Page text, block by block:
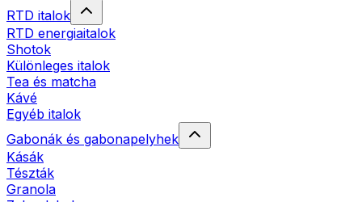
RTD italok
RTD energiaitalok
Shotok
Különleges italok
Tea és matcha
Kávé
Egyéb italok
Gabonák és gabonapelyhek
Kásák
Tészták
Granola